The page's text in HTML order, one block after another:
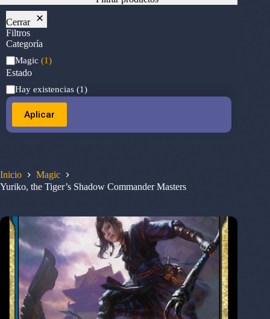
Inicio
Magic
Yuriko, the Tiger’s Shadow Commander Masters
Cerrar
Filtros
Categoría
Categoría
Magic (1)
Estado
Estado
Hay existencias (1)
Aplicar